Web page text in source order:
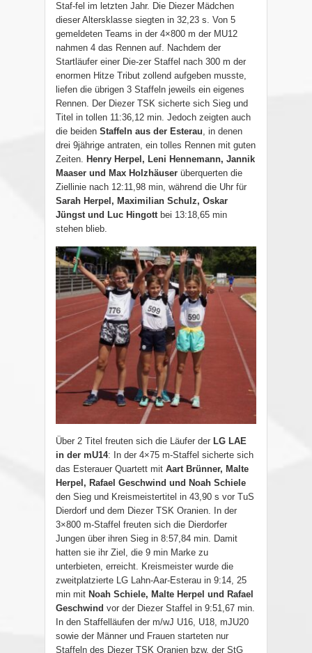
Staf-fel im letzten Jahr. Die Diezer Mädchen
dieser Altersklasse siegten in 32,23 s. Von 5
gemeldeten Teams in der 4×800 m der MU12
nahmen 4 das Rennen auf. Nachdem der
Startläufer einer Die-zer Staffel nach 300 m der
enormen Hitze Tribut zollend aufgeben musste,
liefen die übrigen 3 Staffeln jeweils ein eigenes
Rennen. Der Diezer TSK sicherte sich Sieg und
Titel in tollen 11:36,12 min. Jedoch zeigten auch
die beiden Staffeln aus der Esterau, in denen
drei 9jährige antraten, ein tolles Rennen mit guten
Zeiten. Henry Herpel, Leni Hennemann, Jannik
Maaser und Max Holzhäuser überquerten die
Ziellinie nach 12:11,98 min, während die Uhr für
Sarah Herpel, Maximilian Schulz, Oskar
Jüngst und Luc Hingottbei 13:18,65 min
stehen blieb.
Über 2 Titel freuten sich die Läufer der LG LAE
in der mU14: In der 4×75 m-Staffel sicherte sich
das Esterauer Quartett mit Aart Brünner, Malte
Herpel, Rafael Geschwind und Noah Schiele
den Sieg und Kreismeistertitel in 43,90 s vor TuS
Dierdorf und dem Diezer TSK Oranien. In der
3×800 m-Staffel freuten sich die Dierdorfer
Jungen über ihren Sieg in 8:57,84 min. Damit
hatten sie ihr Ziel, die 9 min Marke zu
unterbieten, erreicht. Kreismeister wurde die
zweitplatzierte LG Lahn-Aar-Esterau in 9:14, 25
min mit Noah Schiele, Malte Herpel und Rafael
Geschwind vor der Diezer Staffel in 9:51,67 min.
In den Staffelläufen der m/wJ U16, U18, mJU20
sowie der Männer und Frauen starteten nur
Staffeln des Diezer TSK Oranien bzw. der StG